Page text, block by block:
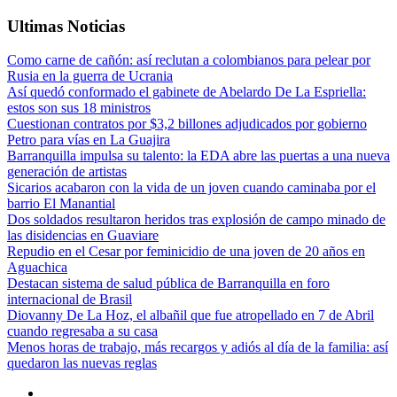
Ultimas Noticias
Como carne de cañón: así reclutan a colombianos para pelear por
Rusia en la guerra de Ucrania
Así quedó conformado el gabinete de Abelardo De La Espriella:
estos son sus 18 ministros
Cuestionan contratos por $3,2 billones adjudicados por gobierno
Petro para vías en La Guajira
Barranquilla impulsa su talento: la EDA abre las puertas a una nueva
generación de artistas
Sicarios acabaron con la vida de un joven cuando caminaba por el
barrio El Manantial
Dos soldados resultaron heridos tras explosión de campo minado de
las disidencias en Guaviare
Repudio en el Cesar por feminicidio de una joven de 20 años en
Aguachica
Destacan sistema de salud pública de Barranquilla en foro
internacional de Brasil
Diovanny De La Hoz, el albañil que fue atropellado en 7 de Abril
cuando regresaba a su casa
Menos horas de trabajo, más recargos y adiós al día de la familia: así
quedaron las nuevas reglas